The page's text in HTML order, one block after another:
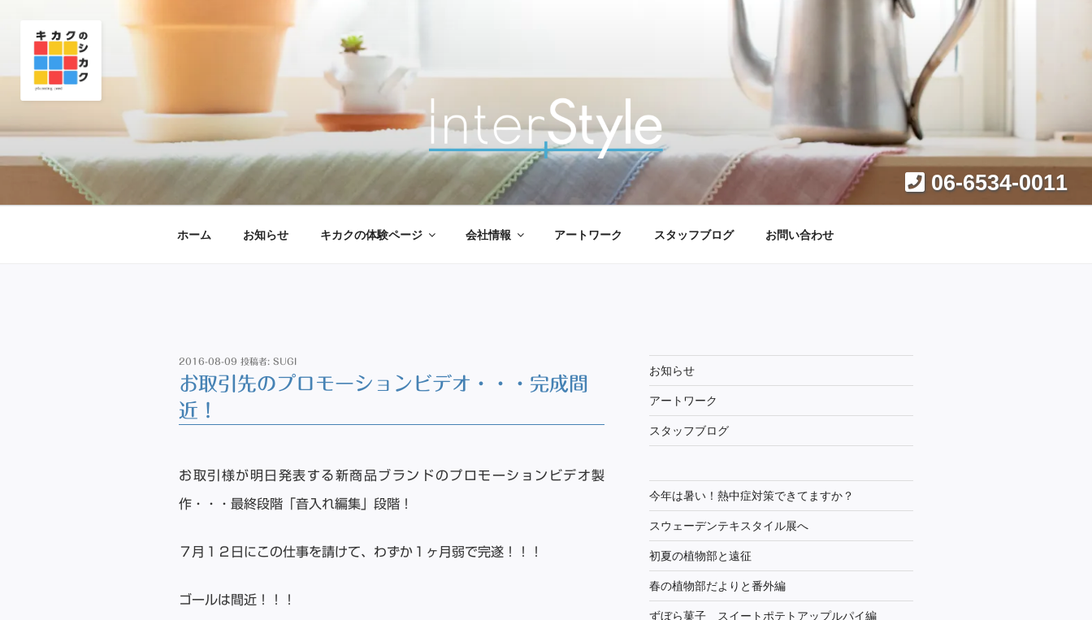
ス
ッ
株式会社インタースタイル
大阪 西区｜マーケティング デザイン
ホーム お知らせ キカクの体験ページ 会社情報 アートワーク スタッフブログ お問い合わせ
06-6534-0011
投
稿
日:
2016-08-09 投稿者: SUGI
お取引先のプロモーションビデオ・・・完成間
近！
お取引様が明日発表する新商品ブランドのプロモーションビデオ製
作・・・最終段階「音入れ編集」段階！
７月１２日にこの仕事を請けて、わずか１ヶ月弱で完遂！！！
ゴールは間近！！！
お知らせ
アートワーク
スタッフブログ
今年は暑い！熱中症対策できてますか？
スウェーデンテキスタイル展へ
初夏の植物部と遠征
春の植物部だよりと番外編
ずぼら菓子 スイートポテトアップルパイ編